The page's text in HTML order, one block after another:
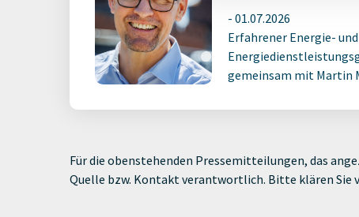
- 01.07.2026
Erfahrener Energie-
gemeinsam mit Martin
Für die obenstehenden Pressemitteilungen, das
Quelle bzw. Kontakt verantwortlich. Bitte klären Sie